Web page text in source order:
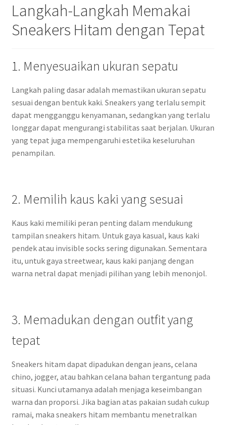
Langkah-Langkah Memakai
Sneakers Hitam dengan Tepat
1. Menyesuaikan ukuran sepatu
Langkah paling dasar adalah memastikan ukuran sepatu
sesuai dengan bentuk kaki. Sneakers yang terlalu sempit
dapat mengganggu kenyamanan, sedangkan yang terlalu
longgar dapat mengurangi stabilitas saat berjalan. Ukuran
yang tepat juga mempengaruhi estetika keseluruhan
penampilan.
2. Memilih kaus kaki yang sesuai
Kaus kaki memiliki peran penting dalam mendukung
tampilan sneakers hitam. Untuk gaya kasual, kaus kaki
pendek atau invisible socks sering digunakan. Sementara
itu, untuk gaya streetwear, kaus kaki panjang dengan
warna netral dapat menjadi pilihan yang lebih menonjol.
3. Memadukan dengan outfit yang
tepat
Sneakers hitam dapat dipadukan dengan jeans, celana
chino, jogger, atau bahkan celana bahan tergantung pada
situasi. Kunci utamanya adalah menjaga keseimbangan
warna dan proporsi. Jika bagian atas pakaian sudah cukup
ramai, maka sneakers hitam membantu menetralkan